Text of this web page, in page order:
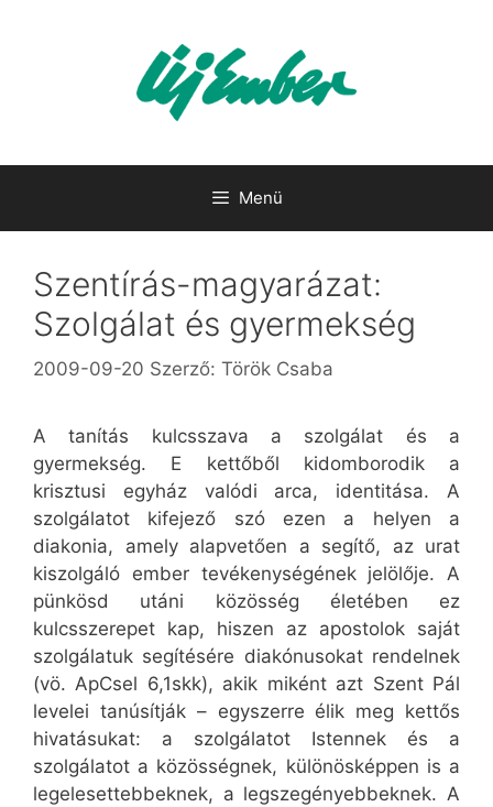
Menü
Szentírás-magyarázat:
Szolgálat és gyermekség
2009-09-20 Szerző: Török Csaba
A tanítás kulcsszava a szolgálat és a
gyermekség. E kettőből kidomborodik a
krisztusi egyház valódi arca, identitása. A
szolgálatot kifejező szó ezen a helyen a
diakonia, amely alapvetően a segítő, az urat
kiszolgáló ember tevékenységének jelölője. A
pünkösd utáni közösség életében ez
kulcsszerepet kap, hiszen az apostolok saját
szolgálatuk segítésére diakónusokat rendelnek
(vö. ApCsel 6,1skk), akik miként azt Szent Pál
levelei tanúsítják – egyszerre élik meg kettős
hivatásukat: a szolgálatot Istennek és a
szolgálatot a közösségnek, különösképpen is a
legelesettebbeknek, a legszegényebbeknek. A